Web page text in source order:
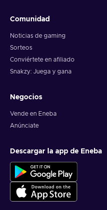
Comunidad
Noticias de gaming
Sorteos
Conviértete en afiliado
Snakzy: Juega y gana
Negocios
Vende en Eneba
Anúnciate
Descargar la app de Eneba